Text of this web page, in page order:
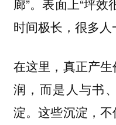
廊”。表面上“坪
时间极长，很多人
在这里，真正产
润，而是人与书
淀。这些沉淀，